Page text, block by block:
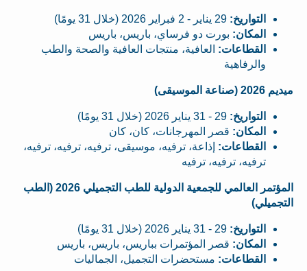
التواريخ:
المكان: بورت دو فرساي، باريس، باريس
القطاعات: العافية، منتجات العافية والصحة والطب
والرفاهية
ميديم 2026 (صناعة الموسيقى)
التواريخ:
المكان: قصر المهرجانات، كان، كان
القطاعات: إذاعة، ترفيه، موسيقى، ترفيه، ترفيه، ترفيه،
ترفيه، ترفيه، ترفيه
المؤتمر العالمي للجمعية الدولية للطب التجميلي 2026 (الطب
التجميلي)
التواريخ:
المكان: قصر المؤتمرات بباريس، باريس، باريس
القطاعات: مستحضرات التجميل، الجماليات